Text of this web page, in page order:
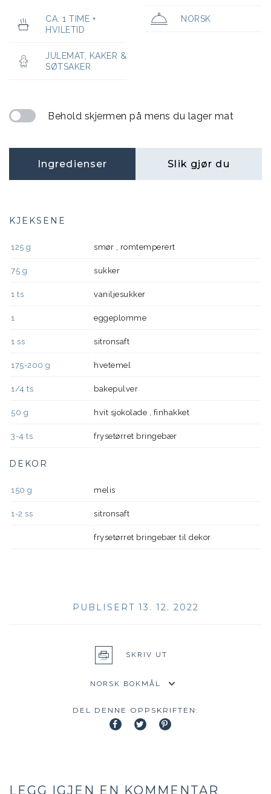
CA. 1 TIME +
HVILETID
NORSK
JULEMAT, KAKER &
SØTSAKER
Behold skjermen på mens du lager mat
Ingredienser Slik gjør du
KJEKSENE
125 g smør , romtemperert
75 g sukker
1 ts vaniljesukker
1 eggeplomme
1 ss sitronsaft
175-200 g hvetemel
1/4 ts bakepulver
50 g hvit sjokolade , finhakket
3-4 ts frysetørret bringebær
DEKOR
150 g melis
1-2 ss sitronsaft
frysetørret bringebær til dekor
PUBLISERT 13. 12. 2022
SKRIV UT
DEL DENNE OPPSKRIFTEN:
LEGG IGJEN EN KOMMENTAR